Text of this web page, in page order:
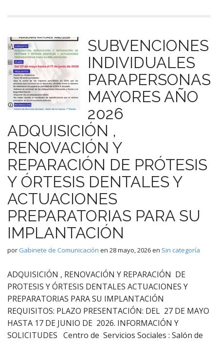
SUBVENCIONES
INDIVIDUALES
PARAPERSONAS
MAYORES AÑO
2026
ADQUISICIÓN ,
RENOVACIÓN Y
REPARACIÓN DE PRÓTESIS
Y ÓRTESIS DENTALES Y
ACTUACIONES
PREPARATORIAS PARA SU
IMPLANTACIÓN
por Gabinete de Comunicación en 28 mayo, 2026en Sin categoría
ADQUISICIÓN , RENOVACIÓN Y REPARACIÓN DE
PROTESIS Y ÓRTESIS DENTALES ACTUACIONES Y
PREPARATORIAS PARA SU IMPLANTACIÓN
REQUISITOS: PLAZO PRESENTACIÓN: DEL 27 DE MAYO
HASTA 17 DE JUNIO DE 2026. INFORMACIÓN Y
SOLICITUDES Centro de Servicios Sociales : Salón de